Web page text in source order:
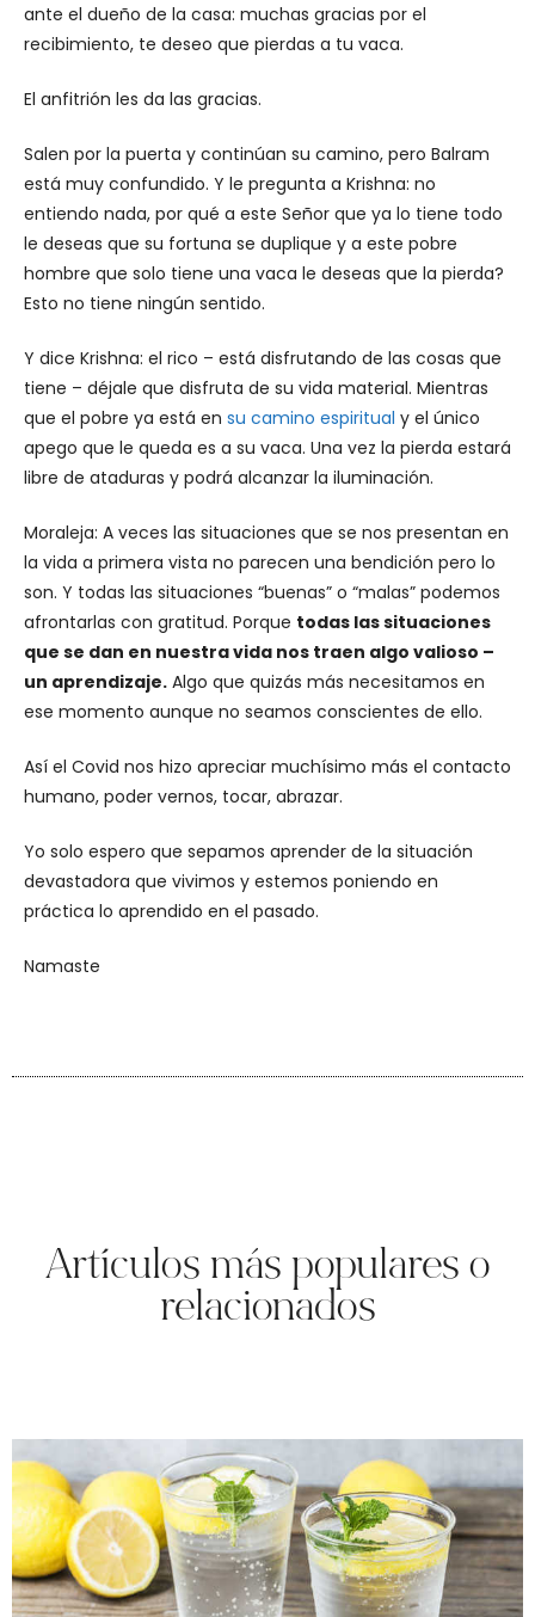
ante el dueño de la casa: muchas gracias por el
recibimiento, te deseo que pierdas a tu vaca.
El anfitrión les da las gracias.
Salen por la puerta y continúan su camino, pero Balram
está muy confundido. Y le pregunta a Krishna: no
entiendo nada, por qué a este Señor que ya lo tiene todo
le deseas que su fortuna se duplique y a este pobre
hombre que solo tiene una vaca le deseas que la pierda?
Esto no tiene ningún sentido.
Y dice Krishna: el rico – está disfrutando de las cosas que
tiene – déjale que disfruta de su vida material. Mientras
que el pobre ya está en su camino espiritual y el único
apego que le queda es a su vaca. Una vez la pierda estará
libre de ataduras y podrá alcanzar la iluminación.
Moraleja: A veces las situaciones que se nos presentan en
la vida a primera vista no parecen una bendición pero lo
son. Y todas las situaciones “buenas” o “malas” podemos
afrontarlas con gratitud. Porque todas las situaciones
que se dan en nuestra vida nos traen algo valioso –
un aprendizaje. Algo que quizás más necesitamos en
ese momento aunque no seamos conscientes de ello.
Así el Covid nos hizo apreciar muchísimo más el contacto
humano, poder vernos, tocar, abrazar.
Yo solo espero que sepamos aprender de la situación
devastadora que vivimos y estemos poniendo en
práctica lo aprendido en el pasado.
Namaste
Artículos más populares o
relacionados